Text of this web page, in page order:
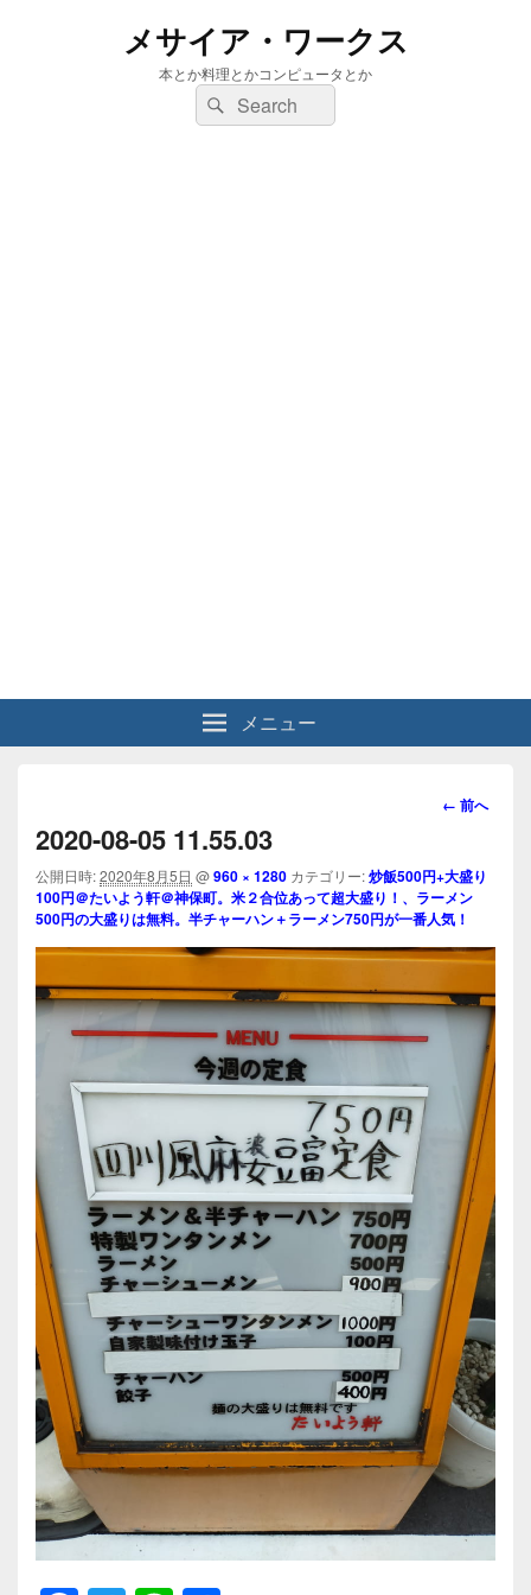
メサイア・ワークス
本とか料理とかコンピュータとか
検
索:
検
索
メニュー
画
ビ
ゲ
ー
シ
ン
← 前へ
2020-08-05 11.55.03
公開日時:2020年8月5日 @960 × 1280 カテゴリー:炒飯500円+大盛り
100円＠たいよう軒＠神保町。米２合位あって超大盛り！、ラーメン
500円の大盛りは無料。半チャーハン＋ラーメン750円が一番人気！